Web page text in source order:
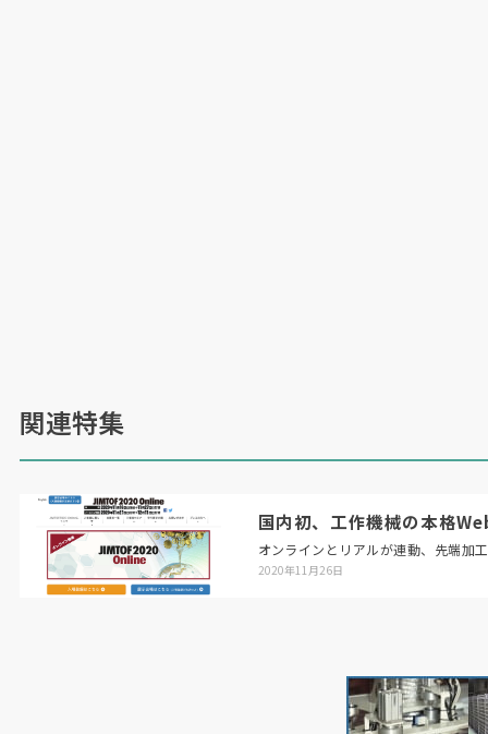
関連特集
国内初、工作機械の本格
オンラインとリアルが連動、先端加
2020年11月26日